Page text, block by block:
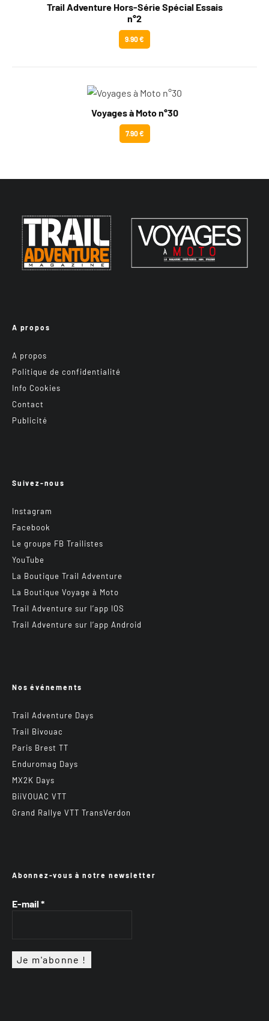
Trail Adventure Hors-Série Spécial Essais
n°2
9.90 €
Voyages à Moto n°30
7.90 €
A propos
A propos
Politique de confidentialité
Info Cookies
Contact
Publicité
Suivez-nous
Instagram
Facebook
Le groupe FB Trailistes
YouTube
La Boutique Trail Adventure
La Boutique Voyage à Moto
Trail Adventure sur l’app IOS
Trail Adventure sur l’app Android
Nos événements
Trail Adventure Days
Trail Bivouac
Paris Brest TT
Enduromag Days
MX2K Days
BiiVOUAC VTT
Grand Rallye VTT TransVerdon
Abonnez-vous à notre newsletter
E-mail *